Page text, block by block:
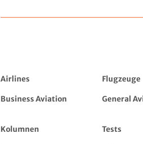
Airlines Flugzeuge
Business Aviation General
Kolumnen Tests